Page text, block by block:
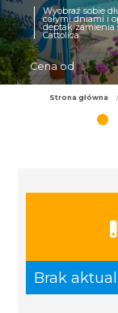
Wyobraź sobie
całymi dniami i
deptak zamienia
Cattolica
Cena od
Strona główna /
Brak